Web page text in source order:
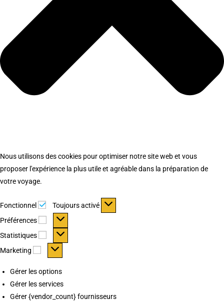
Nous utilisons des cookies pour optimiser notre site web et vous
proposer l'expérience la plus utile et agréable dans la préparation de
votre voyage.
Fonctionnel Fonctionnel
Toujours activé
Préférences
Préférences
Statistiques Statistiques
Marketing Marketing
Gérer les options
Gérer les services
Gérer {vendor_count} fournisseurs